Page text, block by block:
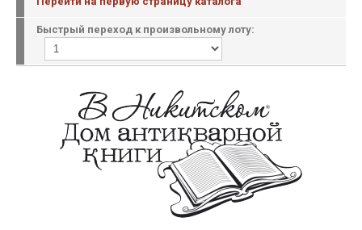
Быстрый переход к произвольному лоту: